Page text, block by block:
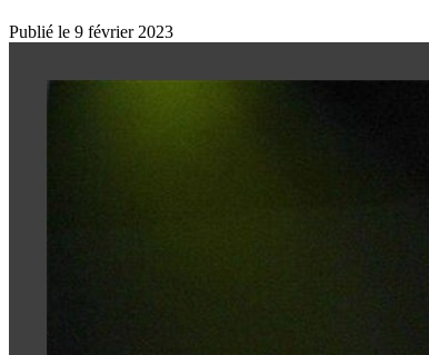
Publié le 9 février 2023